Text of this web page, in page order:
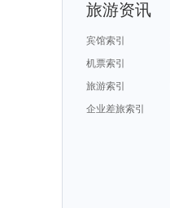
旅游资讯
宾馆索引
机票索引
旅游索引
企业差旅索引